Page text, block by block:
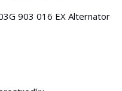
903 016 EX Alternator